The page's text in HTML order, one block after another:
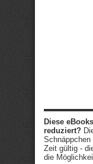
Diese
reduziert?
Zeit gültig -
die